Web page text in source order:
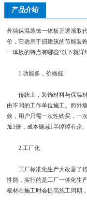
产品介绍
外墙保温装饰一体板正逐渐取
价，它适用于旧建筑的节能装
一体板的特点有哪些?以下就详
1.功能多，价格低
传统上，装饰材料与保温材
由不同的工作单位施工。而外
效，用户只需一次性购买，一
加1倍，成本确减1半绰绰有余。
2.工厂化
工厂标准化生产大改善了传
性能，实行的是工厂一体化生
板材在施工时会提高施工周期